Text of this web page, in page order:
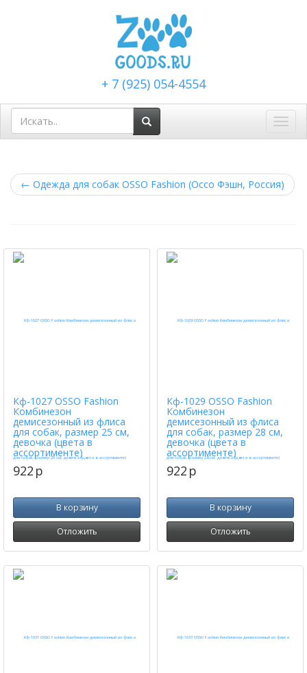
+ 7 (925) 054-4554
← Одежда для собак OSSO Fashion (Оссо Фэшн, Россия)
Кф-1027 OSSO Fashion
Комбинезон
демисезонный из флиса
для собак, размер 25 см,
девочка (цвета в
ассортименте)
922 p
В корзину
Отложить
Кф-1029 OSSO Fashion
Комбинезон
демисезонный из флиса
для собак, размер 28 см,
девочка (цвета в
ассортименте)
922 p
В корзину
Отложить